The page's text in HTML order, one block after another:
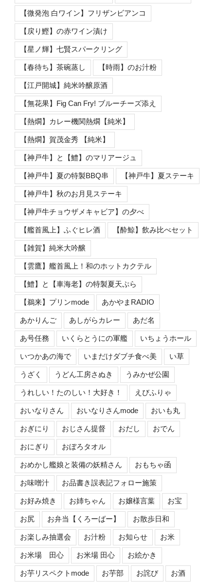
【微発泡 白ワイン】フリザンビアンコ
【戻り鰹】の赤ワイン漬け
【星ノ輝】七賢スパークリング
【春待ち】茶碗蒸し 【時雨】のお汁粉
【江戸開城】純米吟醸原酒
【無花果】Fig Can Fry! ブルーチーズ添え
【熱燗】カレー機関熱燗【純米】
【熱燗】賀茂金秀 【純米】
【神戸牛】と【鱧】のマリアージュ
【神戸牛】夏の特製BBQ串 【神戸牛】夏ステーキ
【神戸牛】秋のお月見ステーキ
【神戸牛チョウザメキャビア】の夕べ
【艦首風上】ふぐヒレ酒 【酔鯨】飲み比べセット
【雑賀】純米大吟醸
【雲鷹】艦首風上！和のホットカクテル
【鱧】と【車海老】の特製夏天ぷら
【鵜来】プリンmode あかやまRADIO
あかりんご あしがらカレー あだ名
あ号任務 いくらとうにの軍艦 いちょうホール
いつかあの海で いまだけダブチ食べ美 い草
うざく うどん工房さぬき うみかぜ公園
うれしい！たのしい！大好き！ えびふりゃ
おいなりさん おいなりさんmode おいも丸
おぎにり おじさん提督 おだし おでん
おにぎり おぼろタオル
おめかし艦娘と装備の妖精さん おもちゃ函
お味噌汁 お品書き誤表記フォロー施策
お好み焼き お姉ちゃん お嬢様言葉 お宝
お尻 お弁当【くろーばー】 お散歩日和
お楽しみ抽選会 お汁粉 お知らせ お米
お米場 田心 お米場 田心 お絵かき
お芋リスペクトmode お芋部 お詫び お酒